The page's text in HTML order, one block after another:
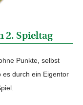
2. Spieltag
Punkte, selbst
es durch ein Eigentor